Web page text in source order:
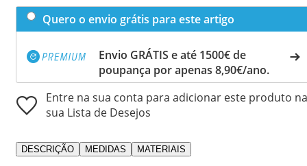
Quero o envio grátis para este artigo
Envio GRÁTIS e até 1500€ de
poupança por apenas 8,90€/ano.
Entre na sua conta para adicionar este produto na
sua Lista de Desejos
DESCRIÇÃO MEDIDAS MATERIAIS